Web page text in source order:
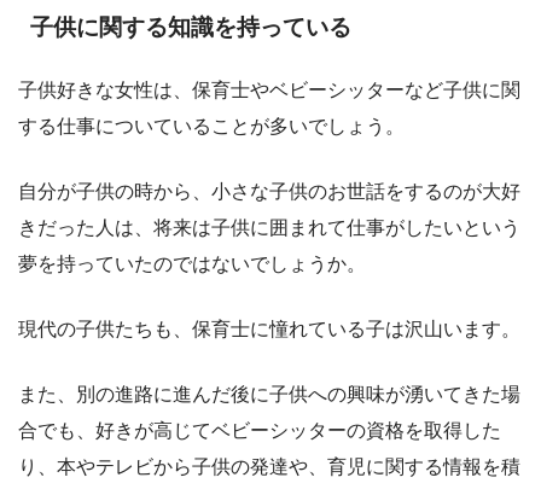
子供に関する知識を持っている
子供好きな女性は、保育士やベビーシッターなど子供に関
する仕事についていることが多いでしょう。
自分が子供の時から、小さな子供のお世話をするのが大好
きだった人は、将来は子供に囲まれて仕事がしたいという
夢を持っていたのではないでしょうか。
現代の子供たちも、保育士に憧れている子は沢山います。
また、別の進路に進んだ後に子供への興味が湧いてきた場
合でも、好きが高じてベビーシッターの資格を取得した
り、本やテレビから子供の発達や、育児に関する情報を積